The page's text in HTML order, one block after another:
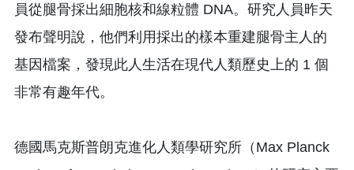
員從腿骨採出細胞核和線粒體 DNA。研究人員昨天
發布聲明說，他們利用採出的樣本重建腿骨主人的
基因檔案，發現此人生活在現代人類歷史上的 1 個
非常有趣年代。
德國馬克斯普朗克進化人類學研究所（Max Planck